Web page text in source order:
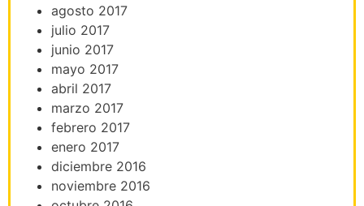
agosto 2017
julio 2017
junio 2017
mayo 2017
abril 2017
marzo 2017
febrero 2017
enero 2017
diciembre 2016
noviembre 2016